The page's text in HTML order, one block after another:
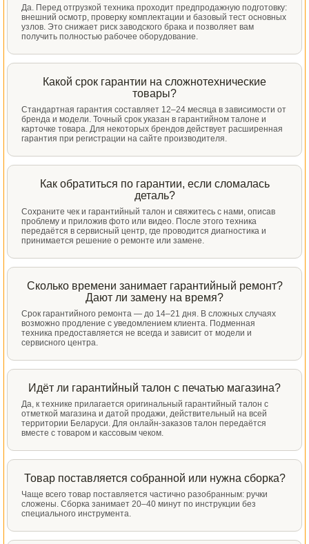
Да. Перед отгрузкой техника проходит предпродажную подготовку:
внешний осмотр, проверку комплектации и базовый тест основных
узлов. Это снижает риск заводского брака и позволяет вам
получить полностью рабочее оборудование.
Какой срок гарантии на сложнотехнические
товары?
Стандартная гарантия составляет 12–24 месяца в зависимости от
бренда и модели. Точный срок указан в гарантийном талоне и
карточке товара. Для некоторых брендов действует расширенная
гарантия при регистрации на сайте производителя.
Как обратиться по гарантии, если сломалась
деталь?
Сохраните чек и гарантийный талон и свяжитесь с нами, описав
проблему и приложив фото или видео. После этого техника
передаётся в сервисный центр, где проводится диагностика и
принимается решение о ремонте или замене.
Сколько времени занимает гарантийный ремонт?
Дают ли замену на время?
Срок гарантийного ремонта — до 14–21 дня. В сложных случаях
возможно продление с уведомлением клиента. Подменная
техника предоставляется не всегда и зависит от модели и
сервисного центра.
Идёт ли гарантийный талон с печатью магазина?
Да, к технике прилагается оригинальный гарантийный талон с
отметкой магазина и датой продажи, действительный на всей
территории Беларуси. Для онлайн-заказов талон передаётся
вместе с товаром и кассовым чеком.
Товар поставляется собранной или нужна сборка?
Чаще всего товар поставляется частично разобранным: ручки
сложены. Сборка занимает 20–40 минут по инструкции без
специального инструмента.